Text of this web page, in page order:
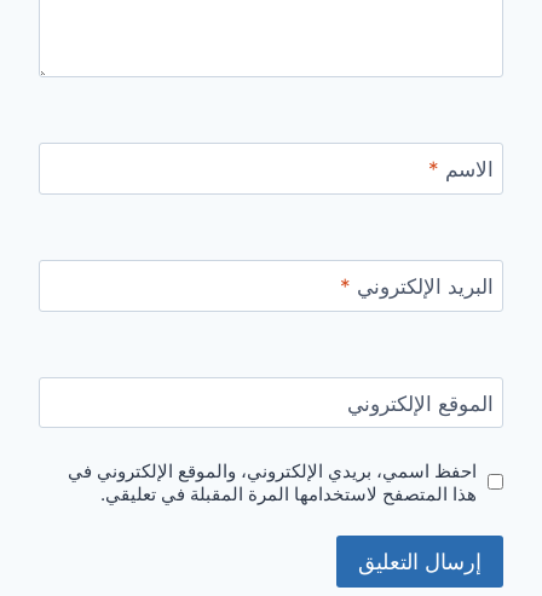
الاسم *
البريد الإلكتروني *
الموقع الإلكتروني
احفظ اسمي، بريدي الإلكتروني، والموقع الإلكتروني في
هذا المتصفح لاستخدامها المرة المقبلة في تعليقي.